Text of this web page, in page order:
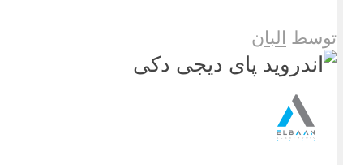
توسط البان